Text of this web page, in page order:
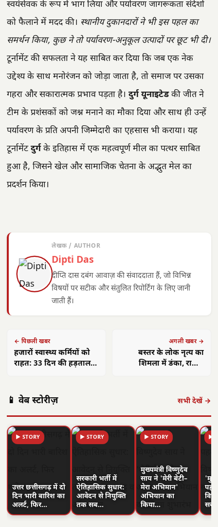
स्वयंसेवक के रूप में भाग लिया और पर्यावरण जागरूकता संदेशों
को फैलाने में मदद की। स्थानीय दुकानदारों ने भी इस पहल का
समर्थन किया, कुछ ने तो पर्यावरण-अनुकूल उत्पादों पर छूट भी दी।
टूर्नामेंट की सफलता ने यह साबित कर दिया कि जब एक नेक
उद्देश्य के साथ मनोरंजन को जोड़ा जाता है, तो समाज पर उसका
गहरा और सकारात्मक प्रभाव पड़ता है। दुर्ग यूनाइटेडकी जीत ने
टीम के प्रशंसकों को जश्न मनाने का मौका दिया और साथ ही उन्हें
पर्यावरण के प्रति अपनी जिम्मेदारी का एहसास भी कराया। यह
टूर्नामेंटदुर्गके इतिहास में एक महत्वपूर्ण मील का पत्थर साबित
हुआ है, जिसने खेल और सामाजिक चेतना के अद्भुत मेल का
प्रदर्शन किया।
लेखक / AUTHOR
Dipti Das
दीप्ति दास दबंग आवाज़ की संवाददाता हैं, जो विभिन्न
विषयों पर सटीक और संतुलित रिपोर्टिंग के लिए जानी
जाती हैं।
← पिछली खबर
हजारों स्वास्थ्य कर्मियों को
राहत: 33 दिन की हड़ताल
अगली खबर →
बस्तर के लोक नृत्य का
शिमला में डंका, राष्ट्रीय
📱 वेब स्टोरीज़ सभी देखें →
▶ STORY
उत्तर छत्तीसगढ़ में दो
दिन भारी बारिश का
अलर्ट, फिर…
▶ STORY
सरकारी भर्ती में
ऐतिहासिक सुधार:
आवेदन से नियुक्ति
तक सब…
▶ STORY
मुख्यमंत्री विष्णुदेव
साय ने 'मेरी बेटी–
मेरा अभिमान'
अभियान का
किया…
▶
पहल